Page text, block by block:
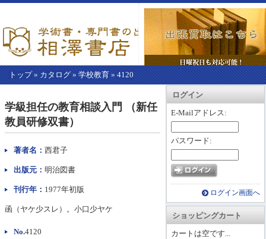
トップ» カタログ » 学校教育 » 4120
カートを見る
ログイン
E-Mailアドレス:
パスワード:
ログイン画面へ
ショッピングカート
カートは空です...
こ
か
ら
本
文】
学級担任の教育相談入門 （新任
教員研修双書）
著者名： 西君子
出版元： 明治図書
刊行年： 1977年初版
函（ヤケ少スレ）。小口少ヤケ
No.4120